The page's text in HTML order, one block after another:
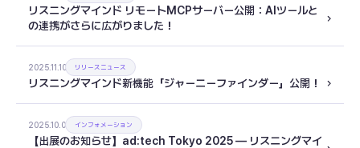
リスニングマインド リモートMCPサーバー公開：AIツールと
の連携がさらに広がりました！
2025.11.10 リリースニュース
リスニングマインド新機能「ジャーニーファインダー」公開！
2025.10.03 インフォメーション
【出展のお知らせ】ad:tech Tokyo 2025 ― リスニングマイ